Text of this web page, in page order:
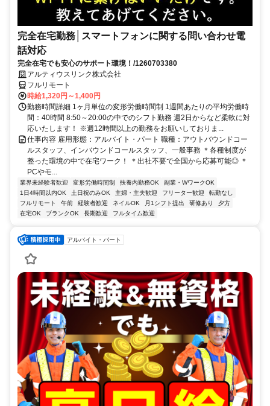
完全在宅勤務│スマートフォンに関する問い合わせ電
話対応
完全在宅でも安心のサポート環境！/1260703380
アルティウスリンク株式会社
フルリモート
時給1,320円～1,400円
勤務時間詳細 1ヶ月単位の変形労働時間制 1週間あたりの平均労働時
間：40時間 8:50～20:00の中でのシフト勤務 週2日からなど柔軟に対
応いたします！ ※週12時間以上の勤務をお願いしておりま...
仕事内容 雇用形態：アルバイト・パート 職種：アウトバウンドコー
ルスタッフ、インバウンドコールスタッフ、一般事務 ＊各種制度が
整った環境の中で在宅ワーク！ ＊出社不要で全国から応募可能◎ ＊
PCやモ...
業界未経験者歓迎 変形労働時間制 扶養内勤務OK
副業・WワークOK
1日4時間以内OK
土日祝のみOK 主婦・主夫歓迎 フリーター歓迎
転勤なし
フルリモート
午前 経験者歓迎 ネイルOK 月1シフト提出 研修あり
夕方
在宅OK
ブランクOK 長期歓迎 フルタイム歓迎
アルバイト・パート